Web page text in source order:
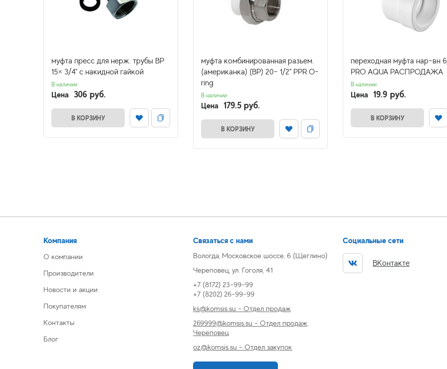
муфта пресс для нерж. трубы ВР
15× 3/4" с накидной гайкой
В наличии
Цена 306 руб.
В КОРЗИНУ
муфта комбинированная разьем.
(американка) (ВР) 20- 1/2" PPR O-
ring
В наличии
Цена 179.5 руб.
В КОРЗИНУ
переходная муфта нар-вн
PRO AQUA РАСПРОДАЖА
В наличии
Цена 19.9 руб.
В КОРЗИНУ
Компания
О компании
Производители
Новости и акции
Покупателям
Контакты
Блог
Связаться с нами
Вологда, Московское шоссе, 6 (Щеглино)
Череповец, ул. Гоголя, 41
+7 (8172) 23-99-99
+7 (8202) 26-99-99
ks@komsis.su - Отдел продаж
269999@komsis.su - Отдел продаж,
Череповец
oz@komsis.su - Отдел закупок
Социальные сети
ВКонтакте